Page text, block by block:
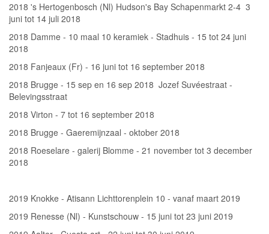
2018 's Hertogenbosch (Nl) Hudson's Bay Schapenmarkt 2-4 3
juni tot 14 juli 2018
2018 Damme - 10 maal 10 keramiek - Stadhuis - 15 tot 24 juni
2018
2018 Fanjeaux (Fr) - 16 juni tot 16 september 2018
2018 Brugge - 15 sep en 16 sep 2018 Jozef Suvéestraat -
Belevingsstraat
2018 Virton - 7 tot 16 september 2018
2018 Brugge - Gaeremijnzaal - oktober 2018
2018 Roeselare - galerij Blomme - 21 november tot 3 december
2018
2019 Knokke - Atisann Lichttorenplein 10 - vanaf maart 2019
2019 Renesse (Nl) - Kunstschouw - 15 juni tot 23 juni 2019